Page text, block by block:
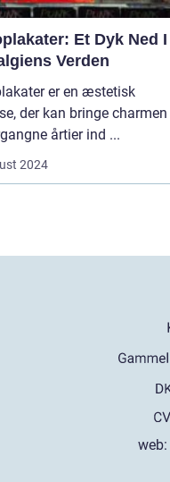
Et Dyk Ned I
Verden
er en æstetisk
der kan bringe charmen
årtier ind ...
2024
web: